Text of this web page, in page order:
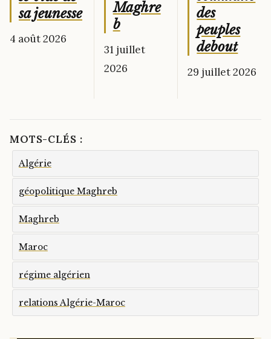
sa jeunesse
4 août 2026
Maghre
b
31 juillet
2026
des
peuples
debout
29 juillet 2026
MOTS-CLÉS :
Algérie
géopolitique Maghreb
Maghreb
Maroc
régime algérien
relations Algérie-Maroc